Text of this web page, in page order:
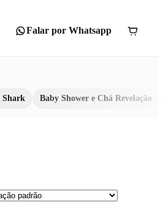
Falar por Whatsapp
Shark Baby Shower e Chá Revelação